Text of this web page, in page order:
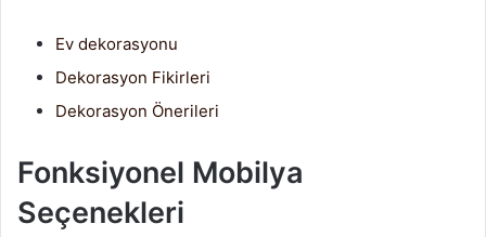
Ev dekorasyonu
Dekorasyon Fikirleri
Dekorasyon Önerileri
Fonksiyonel Mobilya
Seçenekleri